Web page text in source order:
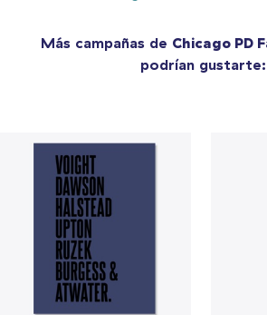
Más campañas de Chicago PD
podrían gustarte: